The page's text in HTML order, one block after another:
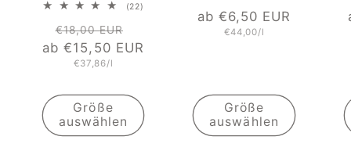
(22)
Bewertungen
Normaler
Preis
€18,00 EUR
Verkaufspreis
ab €15,50 EUR
Grundpreis
€37,86/l
Größe
auswählen
Normaler
Preis
ab €6,50 EUR
Grundpreis
€44,00/l
Größe
auswählen